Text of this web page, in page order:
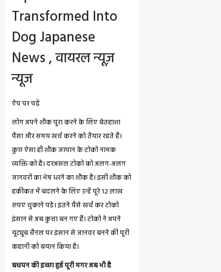
Transformed Into
Dog Japanese
News , वायरल न्यूज़
न्यूज
ऐप पर पढ़ें
लोग अपने शौक पूरा करने के लिए बेतहाशा
पैसा और समय खर्च करने को तैयार रहते हैं।
कुछ ऐसा ही शौक जापान के टोको नामक
व्यक्ति को है। दरअसल टोको को अलग-अलग
जानवरों का भेष धरने का शौक है। इसी शौक को
हकीकत में बदलने के लिए उन्हें पूरे 12 लाख
रुपए चुकाने पड़े। इतने पैसे खर्च कर टोको
इंसान से अब कुत्ता बन गए हैं। टोको ने अपने
यूट्यूब चैनल पर इंसान से जानवर बनने की पूरी
कहानी को बयान किया है।
बचपन की इच्छा हुई पूरी मगर अब भी है